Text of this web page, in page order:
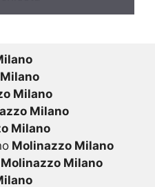
Milano
Milano
Milano
Molinazzo Milano
Milano